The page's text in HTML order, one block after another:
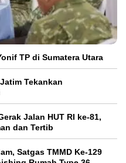
TP di Sumatera Utara
Tekankan
Jalan HUT RI ke-81,
dan Tertib
Satgas TMMD Ke-129